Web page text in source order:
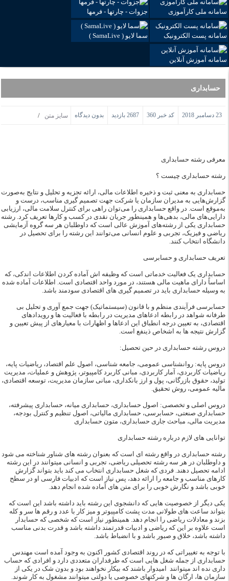
سامانه ملی کارآموزی جزوات - چارتها - فرمها
سامانه پست الکترونیک سما لایو ( SamaLive )
سامانه آموزش آنلاین
حسابداری
23 دسامبر 2018 کد خبر 360 2687 بازدید بدون دیدگاه سایز متن /
معرفی رشته حسابداری
رشته حسابداری چیست ؟
حسابداری به معنی ثبت و ذخیره اطلاعات مالی، ارائه تجزیه و تحلیل و نتایج به‌صورت
گزارش‌هایی به مدیران سازمان یا شرکت جهت تصمیم گیری مناسب، درست و
به‌مو‌قع است. در واقع حسابداری را می‌توان راهی برای کنترل سلامت مالی، ارزیابی
دارایی‌های مالی، بدهی‌ها و همینطور جریان نقدی در کسب و کارها تعریف کرد. رشته
حسابداری یکی از رشته‌های آموزش عالی است که داوطلبان هر سه گروه آزمایشی
ریاضی و فیزیک، تجربی و علوم انسانی می‌توانند این رشته را برای تحصیل در
دانشگاه انتخاب کنند.
تعریف حسابداری و حسابرسی
حسابداری یک فعالیت خدماتی است که وظیفه ­اش آماده کردن اطلاعات اندکی، که
اساساً دارای ماهیت مالی هستند، در مورد واحد اقتصادی است. اطلاعات آماده شده
به وسیله حسابداری باید در تصمیم­ گیری ­های اقتصادی سودمند باشد.
حسابرسی فرآیندی منظم و با قانون (سیستماتیک) جهت جمع ­آوری و تحلیل بی
طرفانه شواهد در رابطه ادعاهای مدیریت در رابطه با فعالیت­ ها و رویدادهای
اقتصادی، به تعیین درجه انطباق این ادعاها و اظهارات با معیارهای از پیش تعیین و
گزارش نتیجه ها به اشخاص ذینفع است.
دروس رشته حسابداری در حین تحصیل:
دروس پایه: روانشناسی عمومی، جامعه شناسی، اصول علم اقتصاد، ریاضیات پایه،
ریاضیات کاربردی، آمار کاربردی، مبانی کاربرد کامپیوتر، پژوهش و عملیات، مدیریت
تولید، حقوق بازرگانی، پول و ارز بانکداری، مبانی سازمان مدیریت، توسعه اقتصادی،
مالیه عمومی، روش تحقیق.
دروس اصلی و تخصصی: اصول حسابداری، حسابداری میانه، حسابداری پیشرفته،
حسابداری صنعتی، حسابرسی، حسابداری مالیاتی، اصول تنظیم و کنترل بودجه،
مدیریت مالی، مباحث جاری حسابداری، متون حسابداری
توانایی های لازم درباره رشته حسابداری
رشته حسابداری در واقع رشته ای است که بعنوان رشته های شناور شناخته می شود
و داوطلبان در هر سه رشته تحصیلی ریاضی، تجربی و انسانی میتوانند در این رشته
ادامه تحصیل دهند. فردی که شغل حسابداری انتخاب می کند باید بتواند گزارش
کارهای مناسب و جامعه را ارائه دهد، پس نیاز است که ادبیات فارسی او در سطح
خوبی باشد و نگارش خوبی را برای متن های آماده شده انجام دهد.
یکی دیگر از خصوصیت هایی که دانشجوی این رشته باید داشته باشد این است که
بتواند ساعت های طولانی مدت پشت کامپیوتر و میز کار با عدد و رقم ها سر و کله
بزند و معادلات ریاضی را انجام دهد. همینطور نیاز است که شخصی که حسابدار
است علاوه بر این که ریاضی و ادبیات قدرتمند داشته باشد و قدرت بدنی مناسب
داشته باشد، خلاق و صبور باشد و با انضباط باشد.
با توجه به تغییراتی که در روند اقتصادی کشور اکنون به وجود آمده است مهندس
حسابداری از جمله شغل هایی است که طرفداران متعددی دارد و افرادی که حساب
داری نده اند میتوانند امیدوار باشند که بیکار نخواهند بود و بدون شک در یکی از
سازمان ها، ارگان ها و شرکتهای خصوصی یا دولتی میتوانند مشغول به کار شوند.